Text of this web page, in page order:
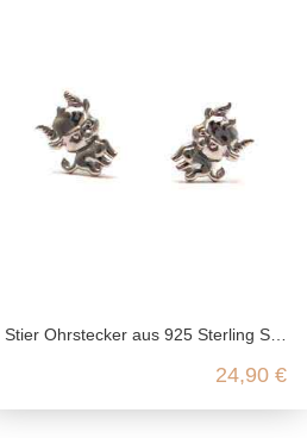
Stier Ohrstecker aus 925 Sterling Silber
24,90 €